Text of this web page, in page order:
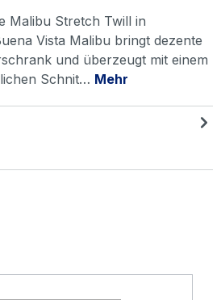
Malibu Stretch Twill in
Vista Malibu bringt dezente
und überzeugt mit einem
Schnit… Mehr